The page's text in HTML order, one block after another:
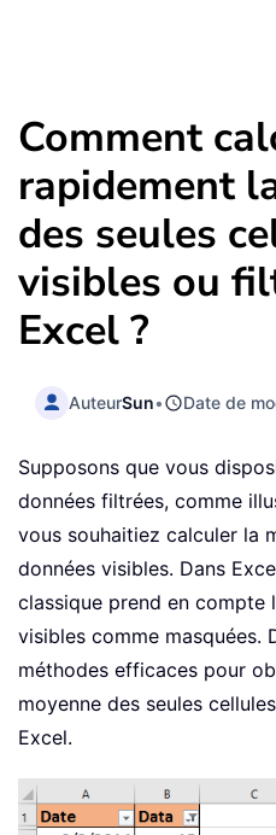
Comment
rapidement
des seules
visibles ou
Excel ?
AuteurSun• Date de
Supposons que vous
données filtrées, comme
vous souhaitiez calculer la
données visibles. Dans
classique prend en compte
visibles comme masquées.
méthodes efficaces pour
moyenne des seules
Excel.